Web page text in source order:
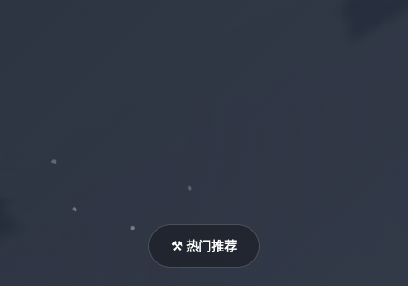
⚒️ 热门推荐